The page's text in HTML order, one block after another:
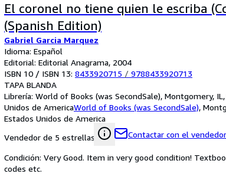
El coronel no tiene quien le escriba
(Spanish Edition)
Gabriel Garcia Marquez
Idioma: Español
Editorial: Editorial Anagrama, 2004
ISBN 10 / ISBN 13: 8433920715 / 9788433920713
TAPA BLANDA
Librería: World of Books (was SecondSale), Montgomery,
Unidos de AmericaWorld of Books (was SecondSale),
Estados Unidos de America
Vendedor de 5 estrellas
Contactar con el vendedor
Condición: Very Good. Item in very good condition!
codes etc.